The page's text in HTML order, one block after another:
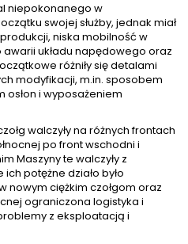
niepokonanego w
swojej służby, jednak miał
niska mobilność w
układu napędowego oraz
różniły się detalami
modyfikacji, m.in. sposobem
osłon i wyposażeniem
walczyły na różnych frontach
po front wschodni i
Maszyny te walczyły z
potężne działo było
nowym ciężkim czołgom oraz
ograniczona logistyka i
z eksploatacją i